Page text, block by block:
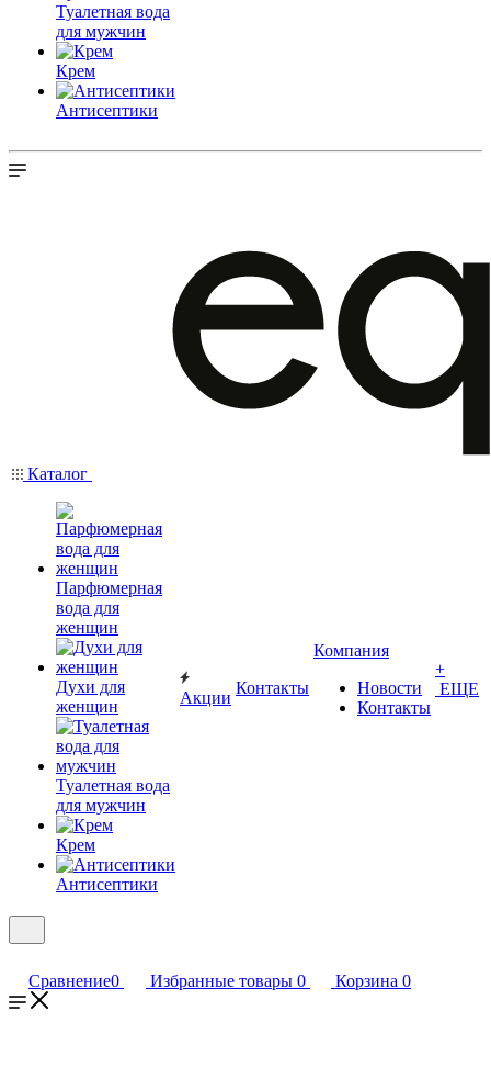
Туалетная вода
для мужчин
Крем
Антисептики
Каталог
Парфюмерная
вода для
женщин
Духи для
женщин
Туалетная вода
для мужчин
Крем
Антисептики
Акции
Контакты
Компания
Новости
Контакты
+
ЕЩЕ
Сравнение0 Избранные товары 0 Корзина 0